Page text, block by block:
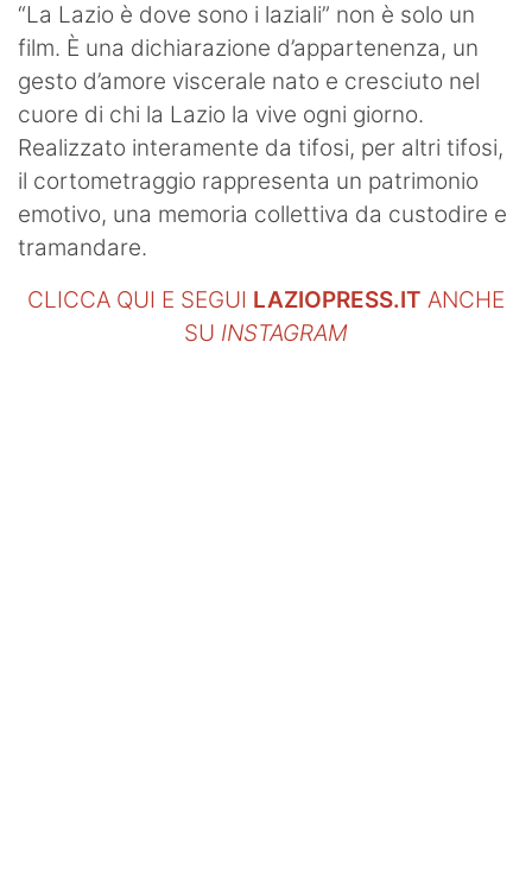
“La Lazio è dove sono i laziali” non è solo un
film. È una dichiarazione d’appartenenza, un
gesto d’amore viscerale nato e cresciuto nel
cuore di chi la Lazio la vive ogni giorno.
Realizzato interamente da tifosi, per altri tifosi,
il cortometraggio rappresenta un patrimonio
emotivo, una memoria collettiva da custodire e
tramandare.
CLICCA QUI E SEGUI LAZIOPRESS.IT ANCHE
SU INSTAGRAM